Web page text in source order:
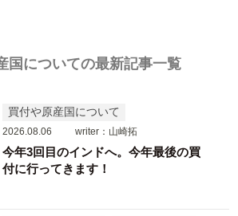
国についての最新記事一覧
買付や原産国について
2026.08.06 writer：山崎拓
今年3回目のインドへ。今年最後の買
付に行ってきます！